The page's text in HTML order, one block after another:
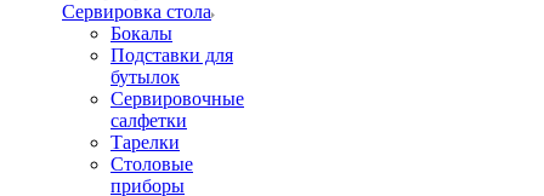
Сервировка стола
Бокалы
Подставки для
бутылок
Сервировочные
салфетки
Тарелки
Столовые
приборы